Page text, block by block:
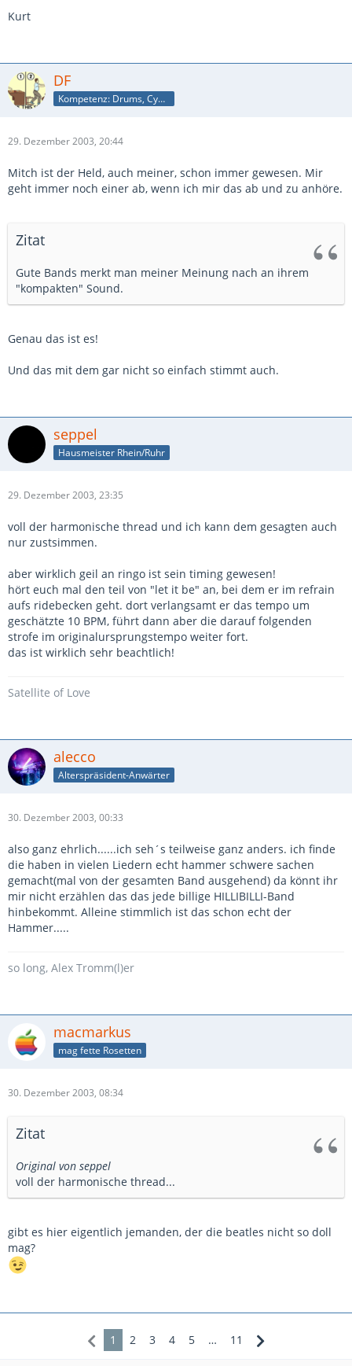
Kurt
DF
Kompetenz: Drums, Cymbals
29. Dezember 2003, 20:44
Mitch ist der Held, auch meiner, schon immer gewesen. Mir
geht immer noch einer ab, wenn ich mir das ab und zu anhöre.
Zitat
Gute Bands merkt man meiner Meinung nach an ihrem
"kompakten" Sound.
Genau das ist es!
Und das mit dem gar nicht so einfach stimmt auch.
seppel
Hausmeister Rhein/Ruhr
29. Dezember 2003, 23:35
voll der harmonische thread und ich kann dem gesagten auch
nur zustsimmen.
aber wirklich geil an ringo ist sein timing gewesen!
hört euch mal den teil von "let it be" an, bei dem er im refrain
aufs ridebecken geht. dort verlangsamt er das tempo um
geschätzte 10 BPM, führt dann aber die darauf folgenden
strofe im originalursprungstempo weiter fort.
das ist wirklich sehr beachtlich!
Satellite of Love
alecco
Alterspräsident-Anwärter
30. Dezember 2003, 00:33
also ganz ehrlich......ich seh´s teilweise ganz anders. ich finde
die haben in vielen Liedern echt hammer schwere sachen
gemacht(mal von der gesamten Band ausgehend) da könnt ihr
mir nicht erzählen das das jede billige HILLIBILLI-Band
hinbekommt. Alleine stimmlich ist das schon echt der
Hammer.....
so long, Alex Tromm(l)er
macmarkus
mag fette Rosetten
30. Dezember 2003, 08:34
Zitat
Original von seppel
voll der harmonische thread...
gibt es hier eigentlich jemanden, der die beatles nicht so doll
mag?
1 2 3 4 5 … 11